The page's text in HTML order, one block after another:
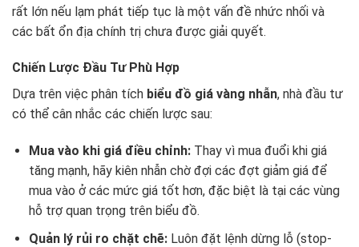
rất lớn nếu lạm phát tiếp tục là một vấn đề nhức nhối và
các bất ổn địa chính trị chưa được giải quyết.
Chiến Lược Đầu Tư Phù Hợp
Dựa trên việc phân tích biểu đồ giá vàng nhẫn, nhà đầu tư
có thể cân nhắc các chiến lược sau:
Mua vào khi giá điều chỉnh:Thay vì mua đuổi khi giá
tăng mạnh, hãy kiên nhẫn chờ đợi các đợt giảm giá để
mua vào ở các mức giá tốt hơn, đặc biệt là tại các vùng
hỗ trợ quan trọng trên biểu đồ.
Quản lý rủi ro chặt chẽ:Luôn đặt lệnh dừng lỗ (stop-